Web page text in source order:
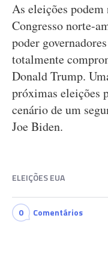
As eleições podem
Congresso norte-
poder
totalmente
Donald Trump.
próximas eleições
cenário de um
Joe Biden.
ELEIÇÕES EUA
0 Comentários